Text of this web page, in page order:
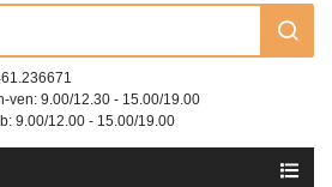
ven: 9.00/12.30 - 15.00/19.00
9.00/12.00 - 15.00/19.00